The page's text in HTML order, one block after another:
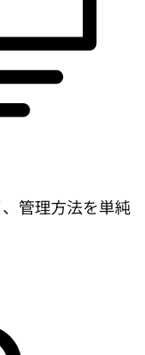
管理方法を単純